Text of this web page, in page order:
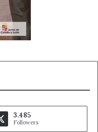
3.485
Followers